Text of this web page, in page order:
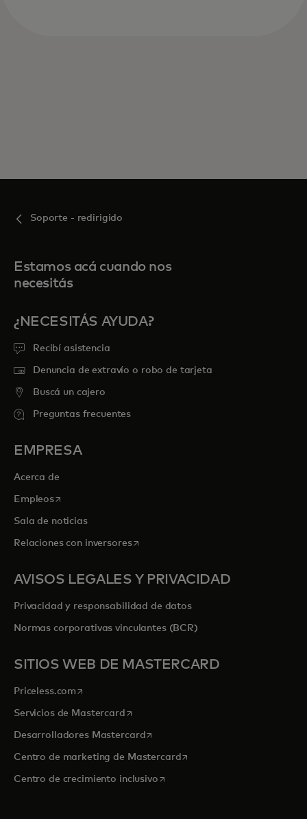
Soporte - redirigido
Estamos acá cuando nos
necesitás
¿NECESITÁS AYUDA?
Recibí asistencia
Denuncia de extravío o robo de tarjeta
Buscá un cajero
Preguntas frecuentes
EMPRESA
Acerca de
Empleosse abre en una pestaña nueva
Sala de noticias
Relaciones con inversoresse abre en una pestaña nueva
AVISOS LEGALES Y PRIVACIDAD
Privacidad y responsabilidad de datos
Normas corporativas vinculantes (BCR)
SITIOS WEB DE MASTERCARD
Priceless.com se abre en una pestaña nueva
Servicios de Mastercardse abre en una pestaña nueva
Desarrolladores Mastercardse abre en una pestaña nueva
Centro de marketing de Mastercardse abre en una pestaña
Centro de crecimiento inclusivose abre en una pestaña nueva